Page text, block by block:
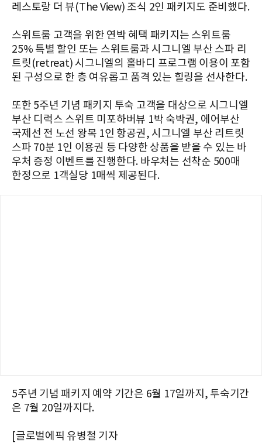
레스토랑 더 뷰(The View) 조식 2인 패키지도 준비했다.
스위트룸 고객을 위한 연박 혜택 패키지는 스위트룸
25% 특별 할인 또는 스위트룸과 시그니엘 부산 스파 리
트릿(retreat) 시그니엘의 홀바디 프로그램 이용이 포함
된 구성으로 한 층 여유롭고 품격 있는 힐링을 선사한다.
또한 5주년 기념 패키지 투숙 고객을 대상으로 시그니엘
부산 디럭스 스위트 미포하버뷰 1박 숙박권, 에어부산
국제선 전 노선 왕복 1인 항공권, 시그니엘 부산 리트릿
스파 70분 1인 이용권 등 다양한 상품을 받을 수 있는 바
우처 증정 이벤트를 진행한다. 바우처는 선착순 500매
한정으로 1객실당 1매씩 제공된다.
5주년 기념 패키지 예약 기간은 6월 17일까지, 투숙기간
은 7월 20일까지다.
[글로벌에픽 유병철 기자